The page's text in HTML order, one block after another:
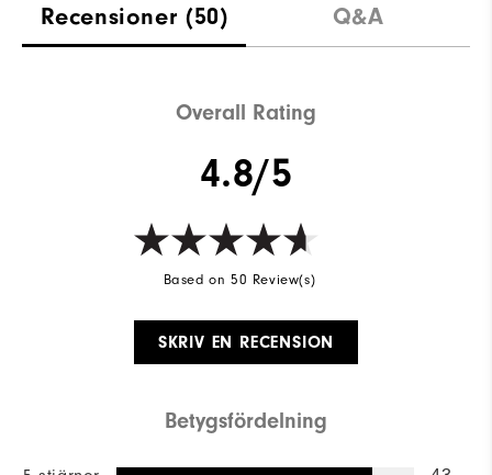
Recensioner (50) Q&A
Overall Rating
4.8/5
Based on 50 Review(s)
SKRIV EN RECENSION
Betygsfördelning